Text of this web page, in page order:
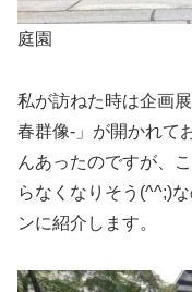
庭園
私が訪ねた時は企画
春群像-」が開かれて
んあったのですが、
らなくなりそう(^^;)
ンに紹介します。